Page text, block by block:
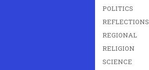
POLITICS
REFLECTIONS
REGIONAL
RELIGION
SCIENCE